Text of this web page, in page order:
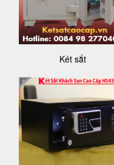
Két sắt